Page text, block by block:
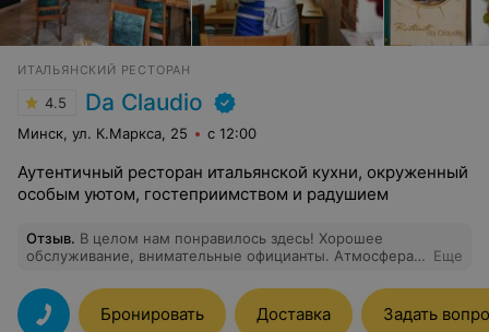
ИТАЛЬЯНСКИЙ РЕСТОРАН
4.5 Da Claudio
Минск, ул. К.Маркса, 25 с 12:00
Аутентичный ресторан итальянской кухни, окруженный
особым уютом, гостеприимством и радушием
Отзыв. В целом нам понравилось здесь! Хорошее
обслуживание, внимательные официанты. Атмосфера
Еще
Бронировать Доставка Задать